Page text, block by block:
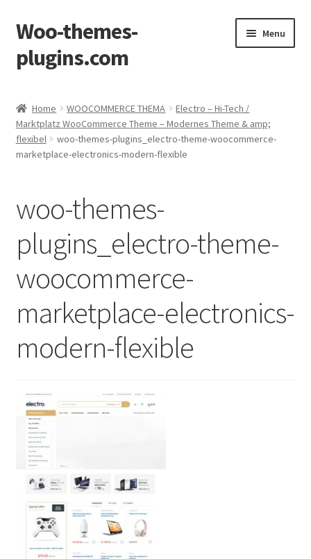
Skip
to
navigation
Skip
to
content
Woo-themes-
plugins.com
Menu
Home WOOCOMMERCE THEMA
Electro – Hi-Tech /
Marktplatz WooCommerce Theme – Modernes Theme & amp;
flexibel
woo-themes-plugins_electro-theme-woocommerce-
marketplace-electronics-modern-flexible
woo-themes-
plugins_electro-theme-
woocommerce-
marketplace-electronics-
modern-flexible